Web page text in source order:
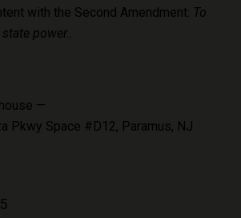
with the Second Amendment: To
power..
—
Pkwy Space #D12, Paramus, NJ